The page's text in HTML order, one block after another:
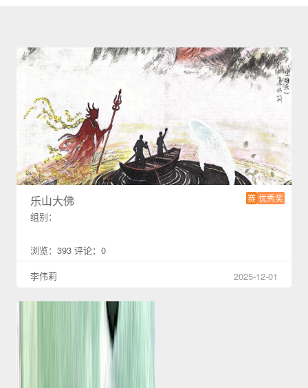
优秀奖
赛
乐山大佛
组别：
浏览：393 评论：0
李伟莉
2025-12-01